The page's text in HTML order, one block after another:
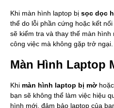
Khi màn hình laptop bị sọc dọc
thể do lỗi phần cứng hoặc kết
sẽ kiểm tra và thay thế màn
công việc mà không gặp trở ngại.
Màn Hình Laptop
Khi màn hình laptop bị mờ
bạn sẽ không thể làm việc hiệu
hình mới, đảm bảo laptop của